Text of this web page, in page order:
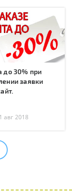
до 30% при
заявки
авг 2018